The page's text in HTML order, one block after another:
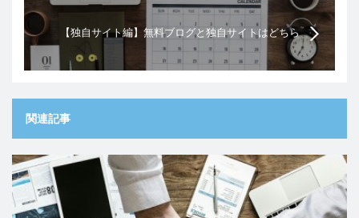
【独自サイト編】無料ブログと独自サイトはどちら
が良いのか
関連記事